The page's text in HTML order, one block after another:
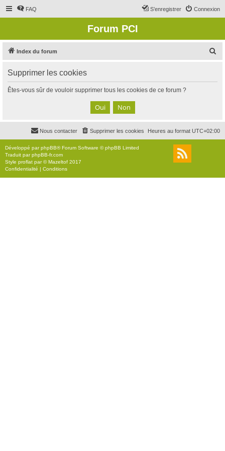
FAQ Connexion
S’enregistrer
Forum PCI
Index du forum
c
Supprimer les cookies
Êtes-vous sûr de vouloir supprimer tous les cookies de ce forum ?
Heures au format UTC+02:00
Supprimer les cookies
Nous contacter
Développé parphpBB® Forum Software © phpBB Limited
Traduit parphpBB-fr.com
Style proflat par ©Mazeltof 2017
Confidentialité | Conditions